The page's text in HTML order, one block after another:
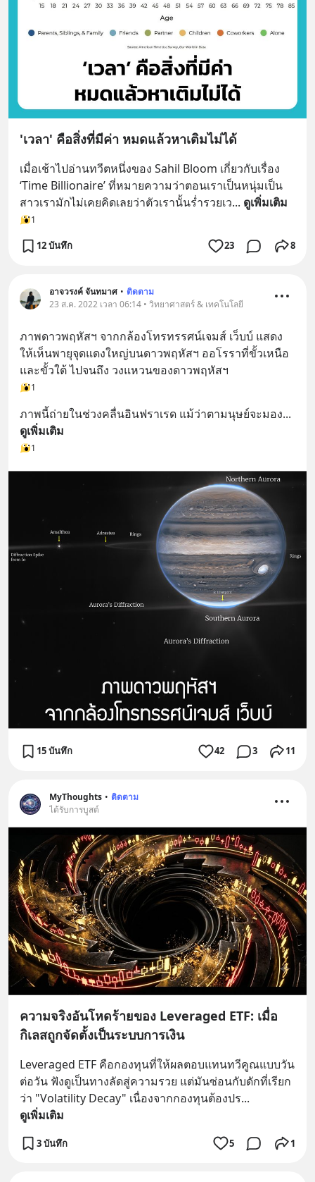
'เวลา' คือสิ่งที่มีค่า หมดแล้วหาเติมไม่ได้
เมื่อเช้าไปอ่านทวีตหนึ่งของ Sahil Bloom เกี่ยวกับเรื่อง
‘Time Billionaire’ ที่หมายความว่าตอนเราเป็นหนุ่มเป็น
สาวเรามักไม่เคยคิดเลยว่าตัวเรานั้นร่ำรวยเว... ดูเพิ่มเติม
1
12 บันทึก 23 8
อาจวรงค์ จันทมาศ • ติดตาม
23 ส.ค. 2022 เวลา 06:14 • วิทยาศาสตร์ & เทคโนโลยี
ภาพดาวพฤหัสฯ จากกล้องโทรทรรศน์เจมส์ เว็บบ์ แสดง
ให้เห็นพายุจุดแดงใหญ่บนดาวพฤหัสฯ ออโรราที่ขั้วเหนือ
และขั้วใต้ ไปจนถึง วงแหวนของดาวพฤหัสฯ
1
ภาพนี้ถ่ายในช่วงคลื่นอินฟราเรด แม้ว่าตามนุษย์จะมอง...
ดูเพิ่มเติม
1
15 บันทึก 42 3 11
MyThoughts • ติดตาม
ได้รับการบูสต์
ความจริงอันโหดร้ายของ Leveraged ETF: เมื่อ
กิเลสถูกจัดตั้งเป็นระบบการเงิน
Leveraged ETF คือกองทุนที่ให้ผลตอบแทนทวีคูณแบบวัน
ต่อวัน ฟังดูเป็นทางลัดสู่ความรวย แต่มันซ่อนกับดักที่เรียก
ว่า "Volatility Decay" เนื่องจากกองทุนต้องปร...
ดูเพิ่มเติม
3 บันทึก 5 1